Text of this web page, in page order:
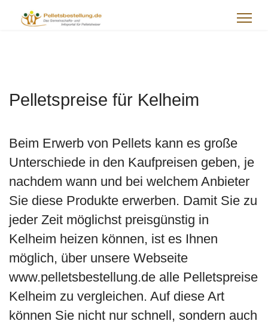
Pelletspreise für Kelheim
Beim Erwerb von Pellets kann es große
Unterschiede in den Kaufpreisen geben, je
nachdem wann und bei welchem Anbieter
Sie diese Produkte erwerben. Damit Sie zu
jeder Zeit möglichst preisgünstig in
Kelheim heizen können, ist es Ihnen
möglich, über unsere Webseite
www.pelletsbestellung.de alle Pelletspreise
Kelheim zu vergleichen. Auf diese Art
können Sie nicht nur schnell, sondern auch